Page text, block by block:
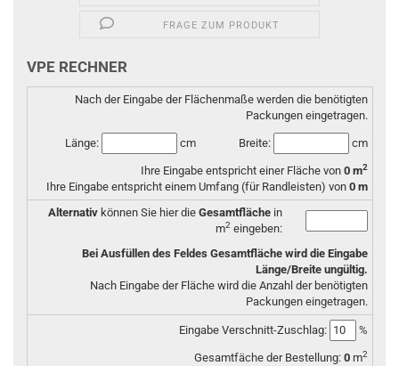
FRAGE ZUM PRODUKT
VPE RECHNER
Nach der Eingabe der Flächenmaße werden die benötigten
Packungen eingetragen.
Länge: cm Breite: cm
Ihre Eingabe entspricht einer Fläche von 0 m2
Ihre Eingabe entspricht einem Umfang (für Randleisten) von 0 m
Alternativ können Sie hier die Gesamtfläche in
m2 eingeben:
Bei Ausfüllen des Feldes Gesamtfläche wird die Eingabe
Länge/Breite ungültig.
Nach Eingabe der Fläche wird die Anzahl der benötigten
Packungen eingetragen.
Eingabe Verschnitt-Zuschlag: %
Gesamtfäche der Bestellung: 0 m2